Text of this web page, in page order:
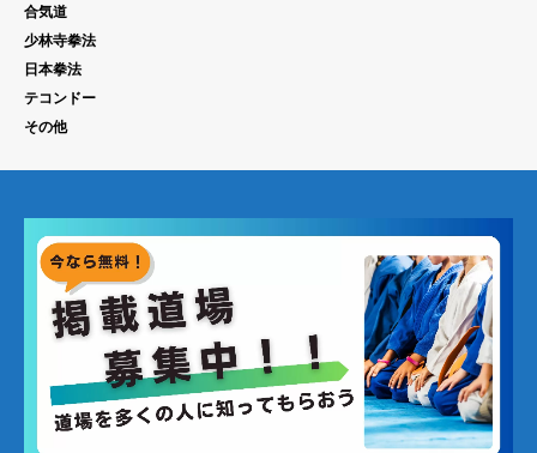
合気道
少林寺拳法
日本拳法
テコンドー
その他